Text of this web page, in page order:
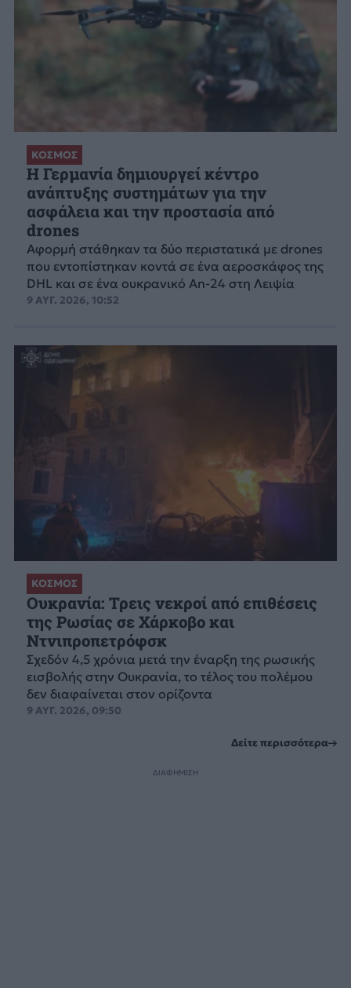
ΚΟΣΜΟΣ
Η Γερμανία δημιουργεί κέντρο
ανάπτυξης συστημάτων για την
ασφάλεια και την προστασία από
drones
Αφορμή στάθηκαν τα δύο περιστατικά με drones
που εντοπίστηκαν κοντά σε ένα αεροσκάφος της
DHL και σε ένα ουκρανικό An-24 στη Λειψία
9 ΑΥΓ. 2026, 10:52
ΚΟΣΜΟΣ
Ουκρανία: Τρεις νεκροί από επιθέσεις
της Ρωσίας σε Χάρκοβο και
Ντνιπροπετρόφσκ
Σχεδόν 4,5 χρόνια μετά την έναρξη της ρωσικής
εισβολής στην Ουκρανία, το τέλος του πολέμου
δεν διαφαίνεται στον ορίζοντα
9 ΑΥΓ. 2026, 09:50
Δείτε περισσότερα
ΔΙΑΦΗΜΙΣΗ